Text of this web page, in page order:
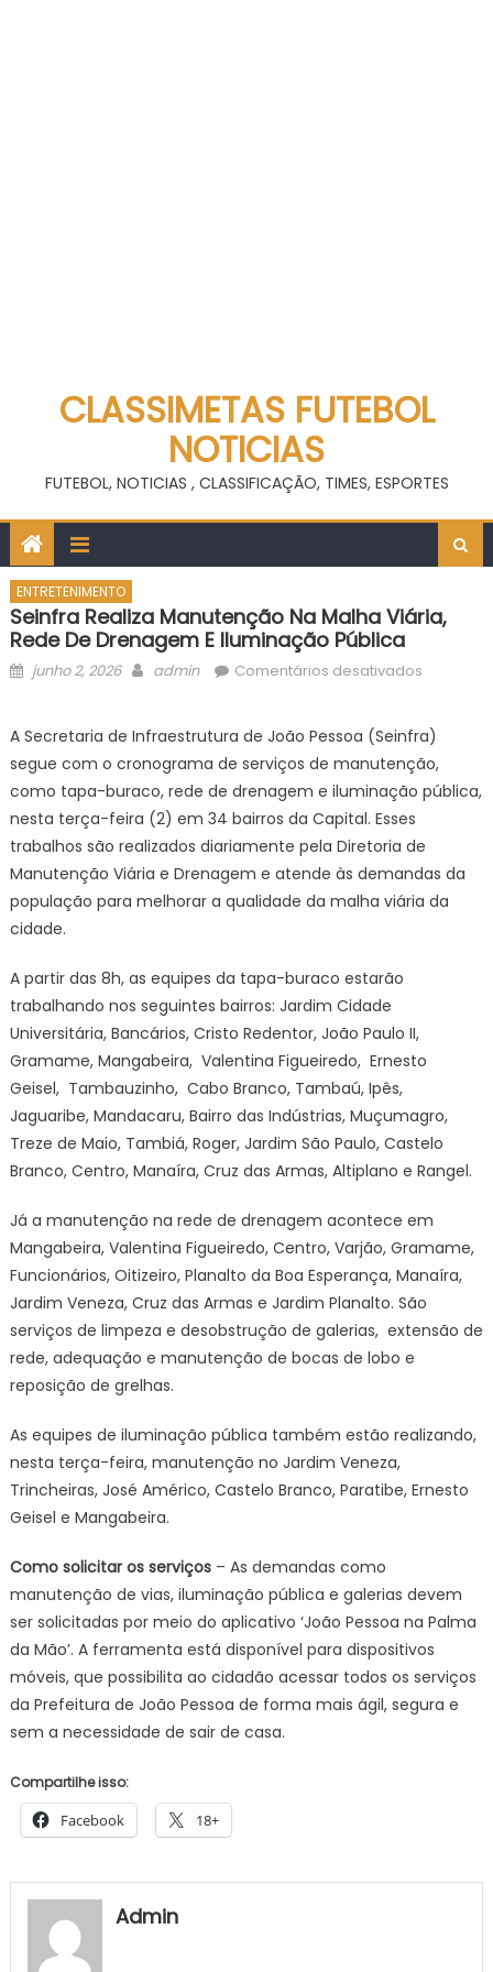
CLASSIMETAS FUTEBOL
NOTICIAS
FUTEBOL, NOTICIAS , CLASSIFICAÇÃO, TIMES, ESPORTES
ENTRETENIMENTO
Seinfra Realiza Manutenção Na Malha Viária,
Rede De Drenagem E Iluminação Pública
Posted
junho 2, 2026 Author
admin Comentários desativadosem
na
malha
rede
de
A Secretaria de Infraestrutura de João Pessoa (Seinfra)
segue com o cronograma de serviços de manutenção,
como tapa-buraco, rede de drenagem e iluminação pública,
nesta terça-feira (2) em 34 bairros da Capital. Esses
trabalhos são realizados diariamente pela Diretoria de
Manutenção Viária e Drenagem e atende às demandas da
população para melhorar a qualidade da malha viária da
cidade.
A partir das 8h, as equipes da tapa-buraco estarão
trabalhando nos seguintes bairros: Jardim Cidade
Universitária, Bancários, Cristo Redentor, João Paulo II,
Gramame, Mangabeira, Valentina Figueiredo, Ernesto
Geisel, Tambauzinho, Cabo Branco, Tambaú, Ipês,
Jaguaribe, Mandacaru, Bairro das Indústrias, Muçumagro,
Treze de Maio, Tambiá, Roger, Jardim São Paulo, Castelo
Branco, Centro, Manaíra, Cruz das Armas, Altiplano e Rangel.
Já a manutenção na rede de drenagem acontece em
Mangabeira, Valentina Figueiredo, Centro, Varjão, Gramame,
Funcionários, Oitizeiro, Planalto da Boa Esperança, Manaíra,
Jardim Veneza, Cruz das Armas e Jardim Planalto. São
serviços de limpeza e desobstrução de galerias, extensão de
rede, adequação e manutenção de bocas de lobo e
reposição de grelhas.
As equipes de iluminação pública também estão realizando,
nesta terça-feira, manutenção no Jardim Veneza,
Trincheiras, José Américo, Castelo Branco, Paratibe, Ernesto
Geisel e Mangabeira.
Como solicitar os serviços– As demandas como
manutenção de vias, iluminação pública e galerias devem
ser solicitadas por meio do aplicativo ‘João Pessoa na Palma
da Mão’. A ferramenta está disponível para dispositivos
móveis, que possibilita ao cidadão acessar todos os serviços
da Prefeitura de João Pessoa de forma mais ágil, segura e
sem a necessidade de sair de casa.
Compartilhe isso:
Facebook 18+
Admin